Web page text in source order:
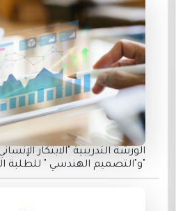
الورشة التدريبية "الابتكار
"و"التصميم الهندسي " للطلبة